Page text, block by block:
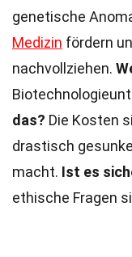
genetische
Medizin fördern
nachvollziehen.
das? Die Kosten
drastisch
macht. Ist es
ethische Fragen